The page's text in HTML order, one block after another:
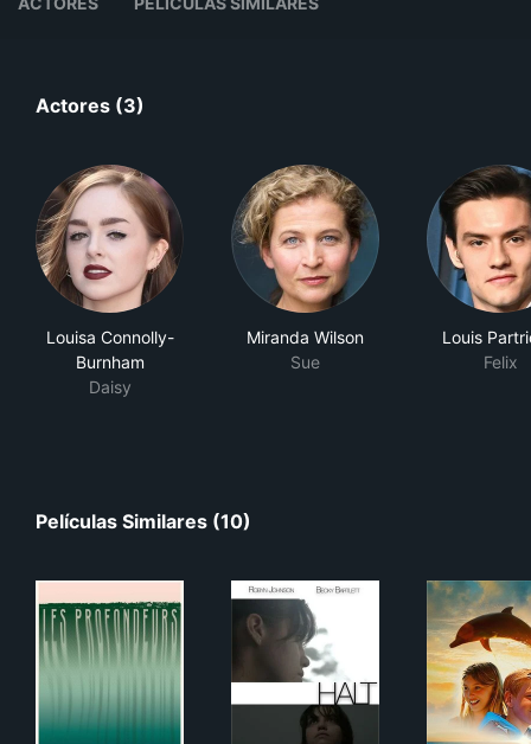
Actores (3)
Louisa Connolly-
Burnham
Daisy
Miranda Wilson
Sue
Louis
Felix
Películas Similares (10)